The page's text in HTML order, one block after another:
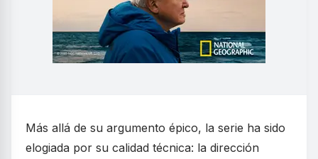
Más allá de su argumento épico, la serie ha sido
elogiada por su calidad técnica: la dirección